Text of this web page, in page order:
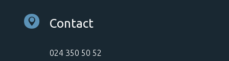
Contact
024 350 50 52